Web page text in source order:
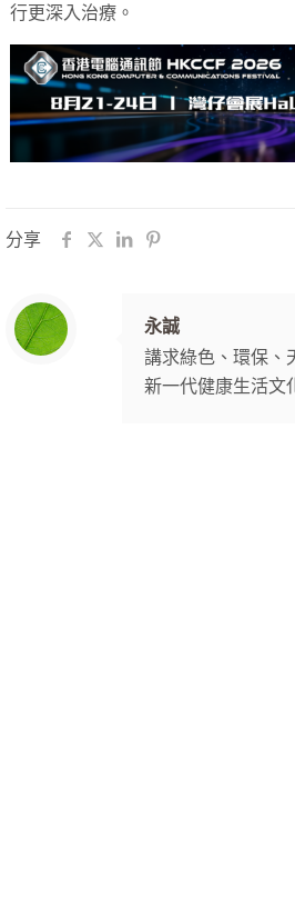
行更深入治療。
分享
永誠
講求綠色、環保、
新一代健康生活文